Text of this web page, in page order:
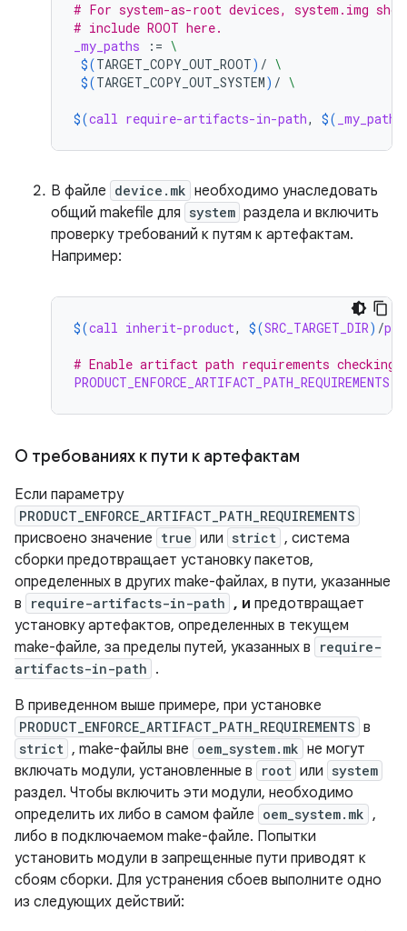
# For system-as-root devices, system.img
# include ROOT here.
_my_paths
:= \
$(TARGET_COPY_OUT_ROOT) / \
$(TARGET_COPY_OUT_SYSTEM) / \
$(call require-artifacts-in-path, $( _my_paths
В файле device.mk необходимо унаследовать
общий makefile для system раздела и включить
проверку требований к путям к артефактам.
Например:
$(call inherit-product, $(SRC_TARGET_DIR) /
# Enable artifact path requirements checking
PRODUCT_ENFORCE_ARTIFACT_PATH_REQUIREMENTS
О требованиях к пути к артефактам
Если параметру
PRODUCT_ENFORCE_ARTIFACT_PATH_REQUIREMENTS
присвоено значение true или strict , система
сборки предотвращает установку пакетов,
определенных в других make-файлах, в пути, указанные
в
require-artifacts-in-path , и предотвращает
установку артефактов, определенных в текущем
make-файле, за пределы путей, указанных в
require-
artifacts-in-path .
В приведенном выше примере, при установке
PRODUCT_ENFORCE_ARTIFACT_PATH_REQUIREMENTS в
strict , make-файлы вне oem_system.mk не могут
включать модули, установленные в
root или system
раздел. Чтобы включить эти модули, необходимо
определить их либо в самом файле oem_system.mk ,
либо в подключаемом make-файле. Попытки
установить модули в запрещенные пути приводят к
сбоям сборки. Для устранения сбоев выполните одно
из следующих действий: